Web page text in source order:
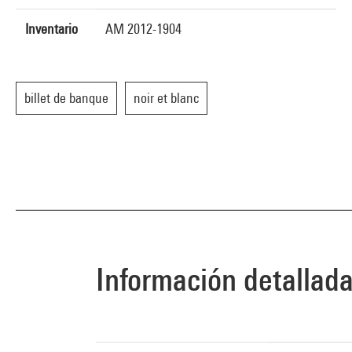
Inventario AM 2012-1904
billet de banque noir et blanc
Información detallada